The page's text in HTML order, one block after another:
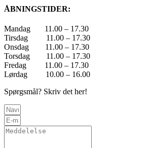
ÅBNINGSTIDER:
Mandag 11.00 – 17.30
Tirsdag 11.00 – 17.30
Onsdag 11.00 – 17.30
Torsdag 11.00 – 17.30
Fredag 11.00 – 17.30
Lørdag 10.00 – 16.00
Spørgsmål? Skriv det her!